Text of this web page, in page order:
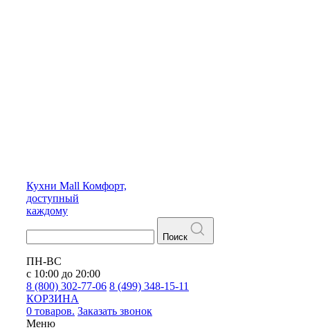
Кухни Mall Комфорт,
доступный
каждому
Поиск
ПН-ВС
с 10:00 до 20:00
8 (800) 302-77-06 8 (499) 348-15-11
КОРЗИНА
0 товаров. Заказать звонок
Меню